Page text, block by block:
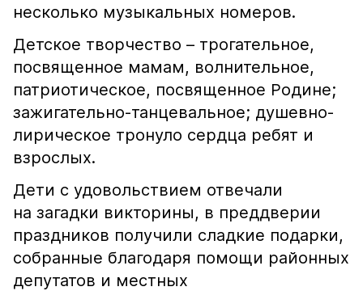
несколько музыкальных номеров.
Детское творчество – трогательное,
посвященное мамам, волнительное,
патриотическое, посвященное Родине;
зажигательно-танцевальное; душевно-
лирическое тронуло сердца ребят и
взрослых.
Дети с удовольствием отвечали
на загадки викторины, в преддверии
праздников получили сладкие подарки,
собранные благодаря помощи районных
депутатов и местных